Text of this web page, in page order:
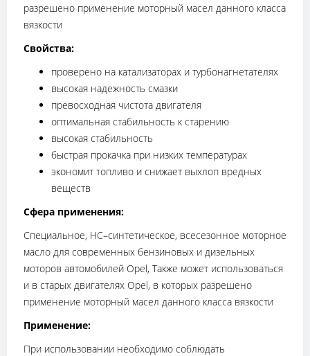
разрешено применение моторный масел данного класса
вязкости
Свойства:
проверено на катализаторах и турбонагнетателях
высокая надежность смазки
превосходная чистота двигателя
оптимальная стабильность к старению
высокая стабильность
быстрая прокачка при низких температурах
экономит топливо и снижает выхлоп вредных
веществ
Сфера применения:
Специальное, HC–синтетическое, всесезонное моторное
масло для современных бензиновых и дизельных
моторов автомобилей Opel, Также может использоваться
и в старых двигателях Opel, в которых разрешено
применение моторный масел данного класса вязкости
Применение:
При использовании необходимо соблюдать